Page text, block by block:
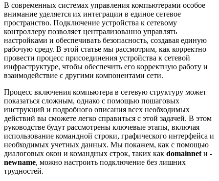
В современных системах управления компьютерами особое
внимание уделяется их интеграции в единое сетевое
пространство. Подключение устройства к сетевому
контроллеру позволяет централизованно управлять
настройками и обеспечивать безопасность, создавая единую
рабочую среду. В этой статье мы рассмотрим, как корректно
провести процесс присоединения устройства к сетевой
инфраструктуре, чтобы обеспечить его корректную работу и
взаимодействие с другими компонентами сети.
Процесс включения компьютера в сетевую структуру может
показаться сложным, однако с помощью пошаговых
инструкций и подробного описания всех необходимых
действий вы сможете легко справиться с этой задачей. В этом
руководстве будут рассмотрены ключевые этапы, включая
использование командной строки, графического интерфейса и
необходимых учетных данных. Мы покажем, как с помощью
диалоговых окон и командных строк, таких как domainnet и -
newname, можно настроить подключение без лишних
трудностей.